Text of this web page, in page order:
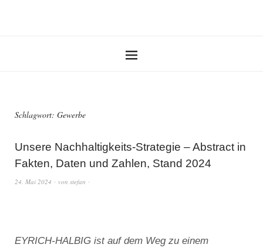
Schlagwort: Gewerbe
Unsere Nachhaltigkeits-Strategie – Abstract in
Fakten, Daten und Zahlen, Stand 2024
24. Mai 2024 von stefan
EYRICH-HALBIG ist auf dem Weg zu einem